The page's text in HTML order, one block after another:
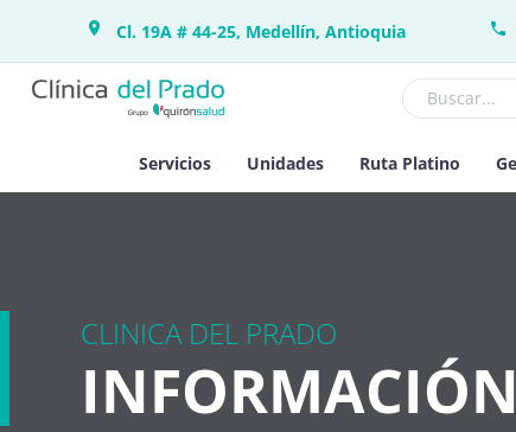
Cl. 19A # 44-25, Medellín, Antioquia
Servicios Unidades Ruta Platino
CLINICA DEL PRADO